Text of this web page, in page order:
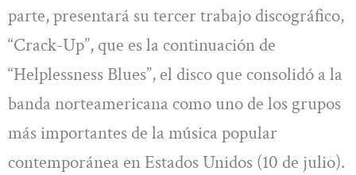
parte, presentará su tercer trabajo discográfico,
“Crack-Up”, que es la continuación de
“Helplessness Blues”, el disco que consolidó a la
banda norteamericana como uno de los grupos
más importantes de la música popular
contemporánea en Estados Unidos (10 de julio).